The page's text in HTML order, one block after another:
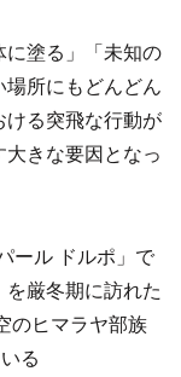
に塗る」「未知の
所にもどんどん
る突飛な行動が
きな要因となっ
ール ドルポ」で
厳冬期に訪れた
のヒマラヤ部族
る